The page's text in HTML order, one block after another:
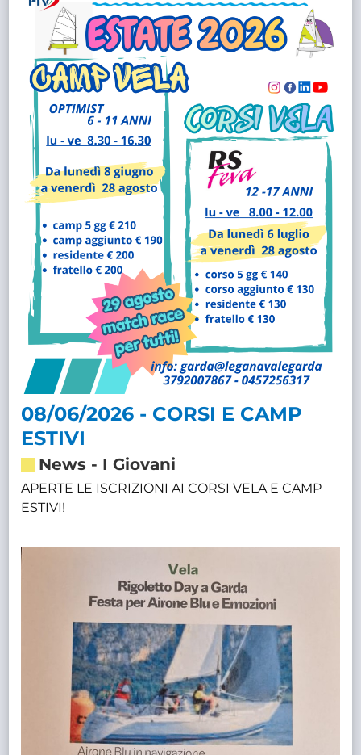
08/06/2026 - CORSI E CAMP
ESTIVI
News - I Giovani
APERTE LE ISCRIZIONI AI CORSI VELA E CAMP
ESTIVI!